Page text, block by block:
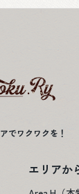
でワクワクを！
エリアか